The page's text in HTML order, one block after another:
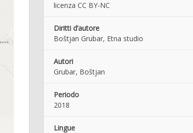
licenza CC BY-NC
Diritti d’autore
Boštjan Grubar, Etna studio
Autori
Grubar, Boštjan
Periodo
2018
Lingue